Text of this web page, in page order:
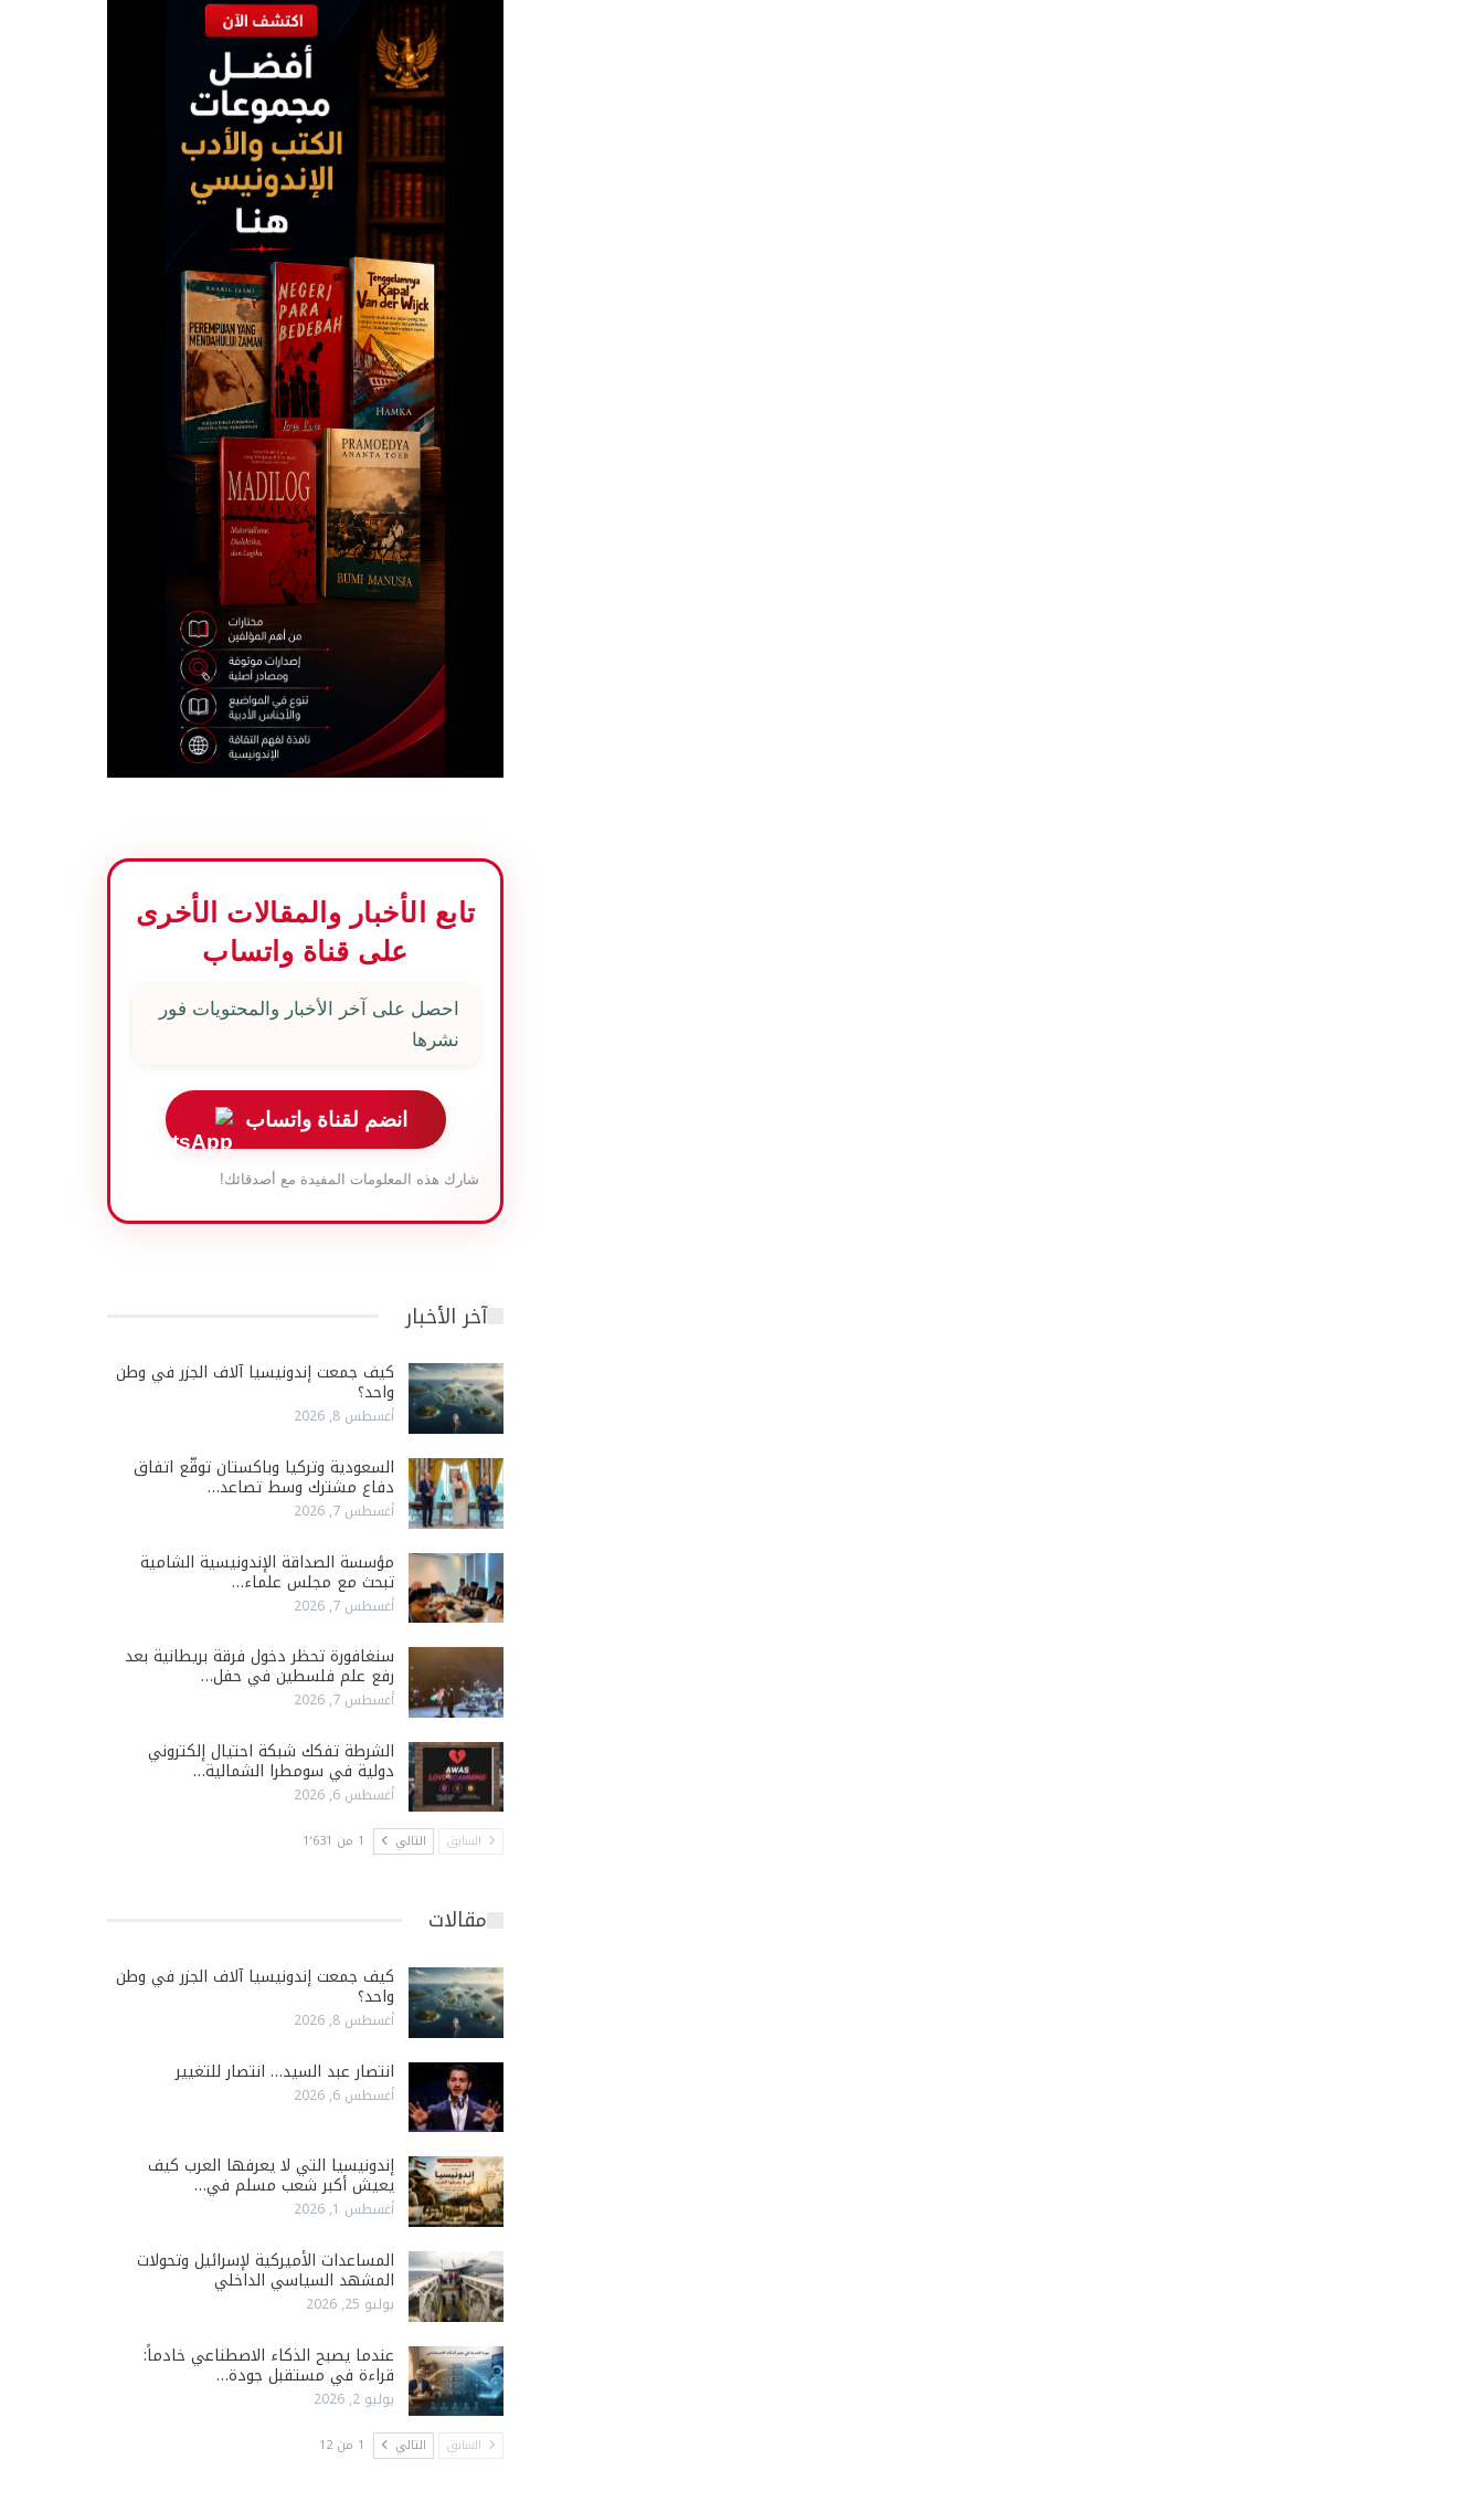
تابع الأخبار والمقالات الأخرى
على قناة واتساب
احصل على آخر الأخبار والمحتويات فور
نشرها
انضم لقناة واتساب
شارك هذه المعلومات المفيدة مع أصدقائك!
آخر الأخبار
كيف جمعت إندونيسيا آلاف الجزر في وطن
واحد؟
أغسطس 8, 2026
السعودية وتركيا وباكستان توقّع اتفاق
دفاع مشترك وسط تصاعد…
أغسطس 7, 2026
مؤسسة الصداقة الإندونيسية الشامية
تبحث مع مجلس علماء…
أغسطس 7, 2026
سنغافورة تحظر دخول فرقة بريطانية بعد
رفع علم فلسطين في حفل…
أغسطس 7, 2026
الشرطة تفكك شبكة احتيال إلكتروني
دولية في سومطرا الشمالية…
أغسطس 6, 2026
السابق التالي 1 من 1٬631
مقالات
كيف جمعت إندونيسيا آلاف الجزر في وطن
واحد؟
أغسطس 8, 2026
انتصار عبد السيد… انتصار للتغيير
أغسطس 6, 2026
إندونيسيا التي لا يعرفها العرب كيف
يعيش أكبر شعب مسلم في…
أغسطس 1, 2026
المساعدات الأميركية لإسرائيل وتحولات
المشهد السياسي الداخلي
يوليو 25, 2026
عندما يصبح الذكاء الاصطناعي خادماً:
قراءة في مستقبل جودة…
يوليو 2, 2026
السابق التالي 1 من 12